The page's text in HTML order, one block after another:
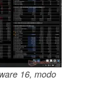
16, modo